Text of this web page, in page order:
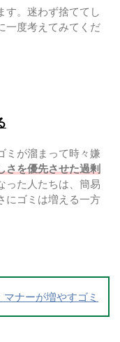
す。迷わず捨ててし
一度考えてみてくだ
ミが溜まって時々嫌
さを優先させた過剰
った人たちは、簡易
にゴミは増える一方
ナーが増やすゴミ